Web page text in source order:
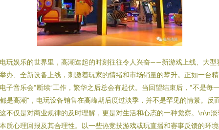
玩娱乐的世界里，高潮迭起的时刻往往令人兴奋——新游戏上线、大型
办、全新设备上线，刺激着玩家的情绪和市场销量的攀升。正如一台
子音乐会“断续”工作，繁华之后总会有起伏。当回望结束后，“不是每
是高潮”，电玩设备销售在高峰期后度过淡季，并不是罕见的情景。反
不仅是对商业规律的及时理解，更是对生活和心态的一种觉察。\n\n淡
质心理回报及其合理性。以一些热竞技游戏或玩直播和赛事反馈的环